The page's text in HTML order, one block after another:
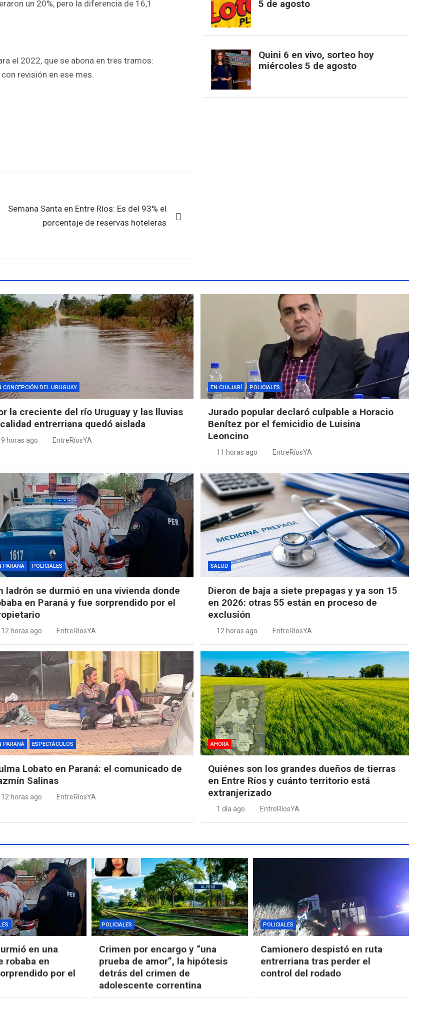
un 20%, pero la diferencia de 16,1
el 2022, que se abona en tres tramos:
revisión en ese mes.
Semana Santa en Entre Ríos: Es del 93% el
porcentaje de reservas hoteleras
k
r
5 de agosto
Quini 6 en vivo, sorteo hoy
miércoles 5 de agosto
CONCEPCIÓN DEL URUGUAY
la creciente del río Uruguay y las lluvias
entrerriana quedó aislada
9 horas ago EntreRíosYA
EN CHAJARÍ POLICIALES
Jurado popular declaró culpable a Horacio
Benítez por el femicidio de Luisina
Leoncino
11 horas ago EntreRíosYA
PARANÁ POLICIALES
ladrón se durmió en una vivienda donde
en Paraná y fue sorprendido por el
12 horas ago EntreRíosYA
SALUD
Dieron de baja a siete prepagas y ya son 15
en 2026: otras 55 están en proceso de
exclusión
12 horas ago EntreRíosYA
PARANÁ ESPECTÁCULOS
Lobato en Paraná: el comunicado de
Salinas
12 horas ago EntreRíosYA
AHORA
Quiénes son los grandes dueños de tierras
en Entre Ríos y cuánto territorio está
extranjerizado
1 día ago EntreRíosYA
en una
robaba en
por el
POLICIALES
Crimen por encargo y “una
prueba de amor”, la hipótesis
detrás del crimen de
adolescente correntina
POLICIALES
Camionero despistó en ruta
entrerriana tras perder el
control del rodado